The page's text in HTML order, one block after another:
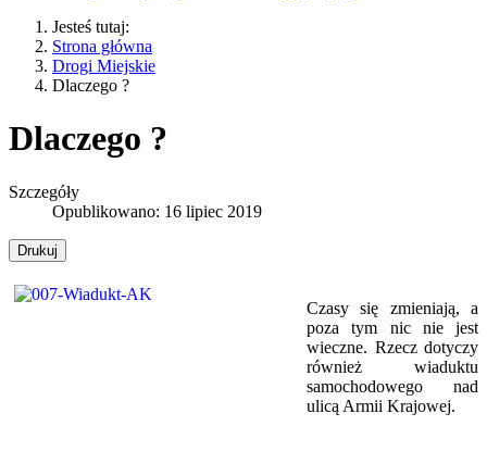
Jesteś tutaj:
Strona główna
Drogi Miejskie
Dlaczego ?
Dlaczego ?
Szczegóły
Opublikowano: 16 lipiec 2019
Drukuj
Czasy się zmieniają, a
poza tym nic nie jest
wieczne. Rzecz dotyczy
również wiaduktu
samochodowego nad
ulicą Armii Krajowej.